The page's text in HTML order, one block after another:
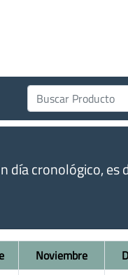
cronológico, es
Noviembre